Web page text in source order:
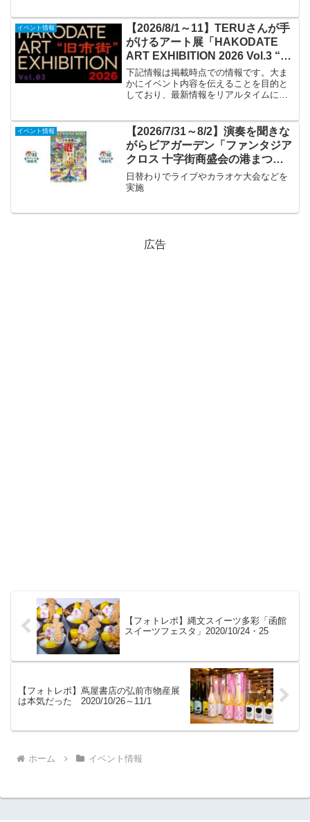
イベント情報
【2026/8/1～11】TERUさんが手
がけるアート展「HAKODATE
ART EXHIBITION 2026 Vol.3 “旧
市街”」
下記情報は掲載時点での情報です。大ま
かにイベント内容を伝えることを目的と
しており、最新情報をリアルタイムに発
アカウントなどでご確認ください。イベ
ント名HAKODA...
イベント情報
【2026/7/31～8/2】演奏を聞きな
がらビアガーデン「ファンタジア
クロス 十字街商盛会の港まつ
り」
日替わりでライブやカラオケ大会などを
実施
広告
【フォトレポ】縄文スイーツ多彩「函館
スイーツフェスタ」2020/10/24・25
【フォトレポ】蔦屋書店の弘前市物産展
は本気だった 2020/10/26～11/1
ホーム イベント情報